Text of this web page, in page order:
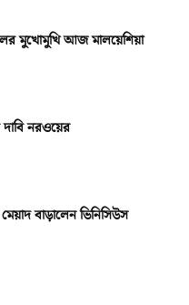
মুখোমুখি আজ মালয়েশিয়া
দাবি নরওয়ের
মেয়াদ বাড়ালেন ভিনিসিউস